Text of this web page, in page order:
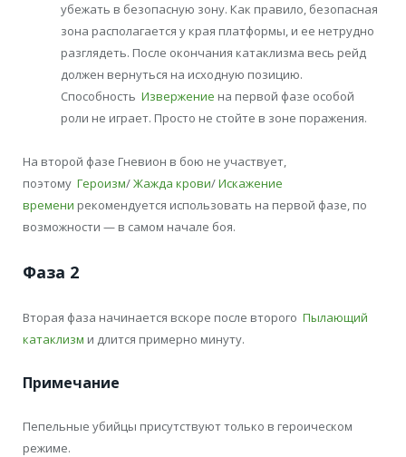
убежать в безопасную зону. Как правило, безопасная
зона располагается у края платформы, и ее нетрудно
разглядеть. После окончания катаклизма весь рейд
должен вернуться на исходную позицию.
Способность Извержение на первой фазе особой
роли не играет. Просто не стойте в зоне поражения.
На второй фазе Гневион в бою не участвует,
поэтому Героизм/Жажда крови/Искажение
времени рекомендуется использовать на первой фазе, по
возможности — в самом начале боя.
Фаза 2
Вторая фаза начинается вскоре после второго Пылающий
катаклизм и длится примерно минуту.
Примечание
Пепельные убийцы присутствуют только в героическом
режиме.